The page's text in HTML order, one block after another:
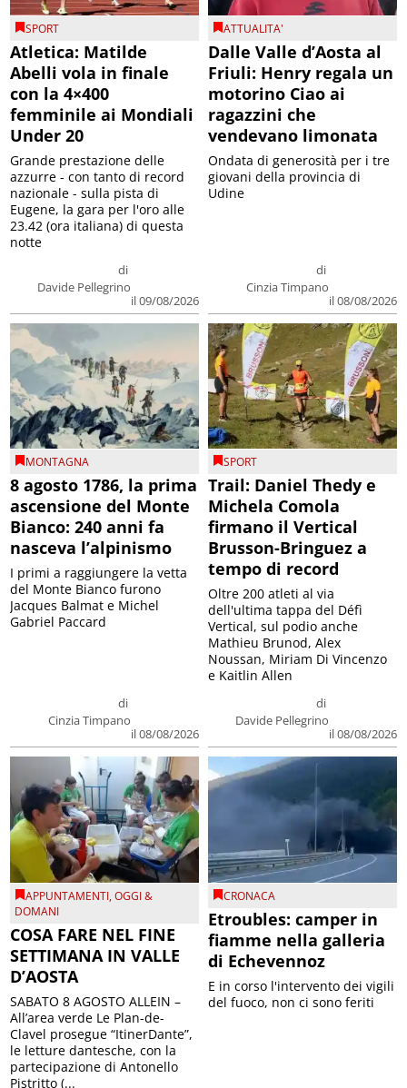
SPORT
Atletica: Matilde
Abelli vola in finale
con la 4×400
femminile ai Mondiali
Under 20
di
Davide Pellegrino
il 09/08/2026
Grande prestazione delle
azzurre - con tanto di record
nazionale - sulla pista di
Eugene, la gara per l'oro alle
23.42 (ora italiana) di questa
notte
ATTUALITA'
Dalle Valle d’Aosta al
Friuli: Henry regala un
motorino Ciao ai
ragazzini che
vendevano limonata
di
Cinzia Timpano
il 08/08/2026
Ondata di generosità per i tre
giovani della provincia di
Udine
MONTAGNA
8 agosto 1786, la prima
ascensione del Monte
Bianco: 240 anni fa
nasceva l’alpinismo
di
Cinzia Timpano
il 08/08/2026
I primi a raggiungere la vetta
del Monte Bianco furono
Jacques Balmat e Michel
Gabriel Paccard
SPORT
Trail: Daniel Thedy e
Michela Comola
firmano il Vertical
Brusson-Bringuez a
tempo di record
di
Davide Pellegrino
il 08/08/2026
Oltre 200 atleti al via
dell'ultima tappa del Défì
Vertical, sul podio anche
Mathieu Brunod, Alex
Noussan, Miriam Di Vincenzo
e Kaitlin Allen
APPUNTAMENTI,OGGI &
DOMANI
COSA FARE NEL FINE
SETTIMANA IN VALLE
D’AOSTA
SABATO 8 AGOSTO ALLEIN –
All’area verde Le Plan-de-
Clavel prosegue “ItinerDante”,
le letture dantesche, con la
partecipazione di Antonello
Pistritto (...
CRONACA
Etroubles: camper in
fiamme nella galleria
di Echevennoz
E in corso l'intervento dei vigili
del fuoco, non ci sono feriti